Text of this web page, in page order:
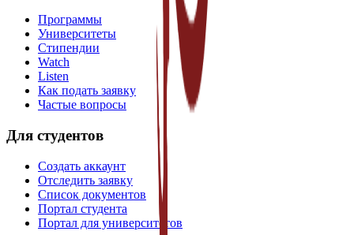
Программы
Университеты
Стипендии
Watch
Listen
Как подать заявку
Частые вопросы
Для студентов
Создать аккаунт
Отследить заявку
Список документов
Портал студента
Портал для университетов